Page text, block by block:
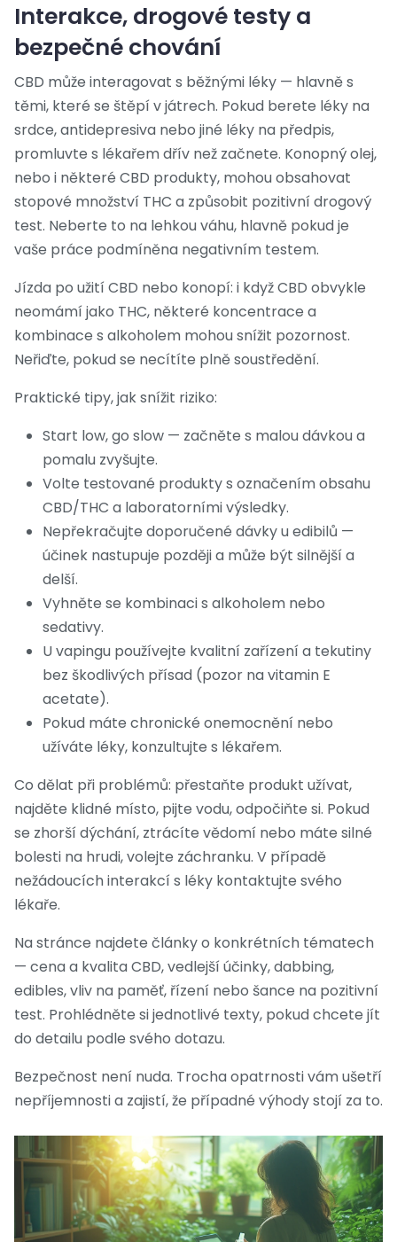
Interakce, drogové testy a
bezpečné chování
CBD může interagovat s běžnými léky — hlavně s
těmi, které se štěpí v játrech. Pokud berete léky na
srdce, antidepresiva nebo jiné léky na předpis,
promluvte s lékařem dřív než začnete. Konopný olej,
nebo i některé CBD produkty, mohou obsahovat
stopové množství THC a způsobit pozitivní drogový
test. Neberte to na lehkou váhu, hlavně pokud je
vaše práce podmíněna negativním testem.
Jízda po užití CBD nebo konopí: i když CBD obvykle
neomámí jako THC, některé koncentrace a
kombinace s alkoholem mohou snížit pozornost.
Neřiďte, pokud se necítíte plně soustředění.
Praktické tipy, jak snížit riziko:
Start low, go slow — začněte s malou dávkou a
pomalu zvyšujte.
Volte testované produkty s označením obsahu
CBD/THC a laboratorními výsledky.
Nepřekračujte doporučené dávky u edibilů —
účinek nastupuje později a může být silnější a
delší.
Vyhněte se kombinaci s alkoholem nebo
sedativy.
U vapingu používejte kvalitní zařízení a tekutiny
bez škodlivých přísad (pozor na vitamin E
acetate).
Pokud máte chronické onemocnění nebo
užíváte léky, konzultujte s lékařem.
Co dělat při problémů: přestaňte produkt užívat,
najděte klidné místo, pijte vodu, odpočiňte si. Pokud
se zhorší dýchání, ztrácíte vědomí nebo máte silné
bolesti na hrudi, volejte záchranku. V případě
nežádoucích interakcí s léky kontaktujte svého
lékaře.
Na stránce najdete články o konkrétních tématech
— cena a kvalita CBD, vedlejší účinky, dabbing,
edibles, vliv na paměť, řízení nebo šance na pozitivní
test. Prohlédněte si jednotlivé texty, pokud chcete jít
do detailu podle svého dotazu.
Bezpečnost není nuda. Trocha opatrnosti vám ušetří
nepříjemnosti a zajistí, že případné výhody stojí za to.